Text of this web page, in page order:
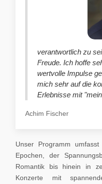
verantwortlich zu
Freude. Ich hoffe
wertvolle Impulse
mich sehr auf die
Erlebnisse mit
Achim Fischer
Unser Programm
Epochen, der
Romantik bis hinein in
Konzerte mit